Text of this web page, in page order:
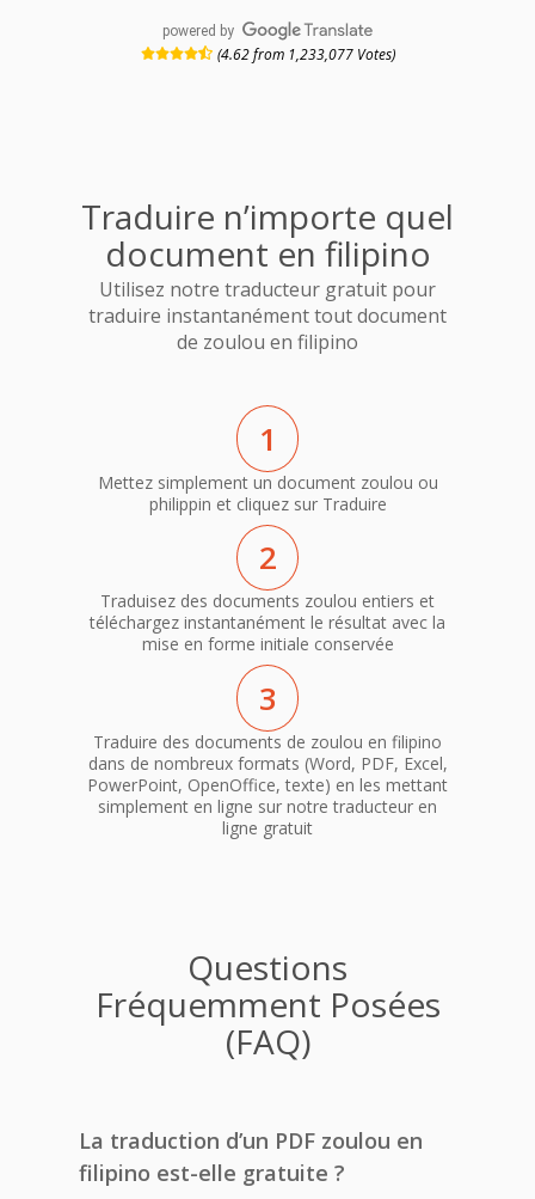
powered by
(4.62 from 1,233,077 Votes)
Traduire n’importe quel
document en filipino
Utilisez notre traducteur gratuit pour
traduire instantanément tout document
de zoulou en filipino
1
Mettez simplement un document zoulou ou
philippin et cliquez sur Traduire
2
Traduisez des documents zoulou entiers et
téléchargez instantanément le résultat avec la
mise en forme initiale conservée
3
Traduire des documents de zoulou en filipino
dans de nombreux formats (Word, PDF, Excel,
PowerPoint, OpenOffice, texte) en les mettant
simplement en ligne sur notre traducteur en
ligne gratuit
Questions
Fréquemment Posées
(FAQ)
La traduction d’un PDF zoulou en
filipino est-elle gratuite ?